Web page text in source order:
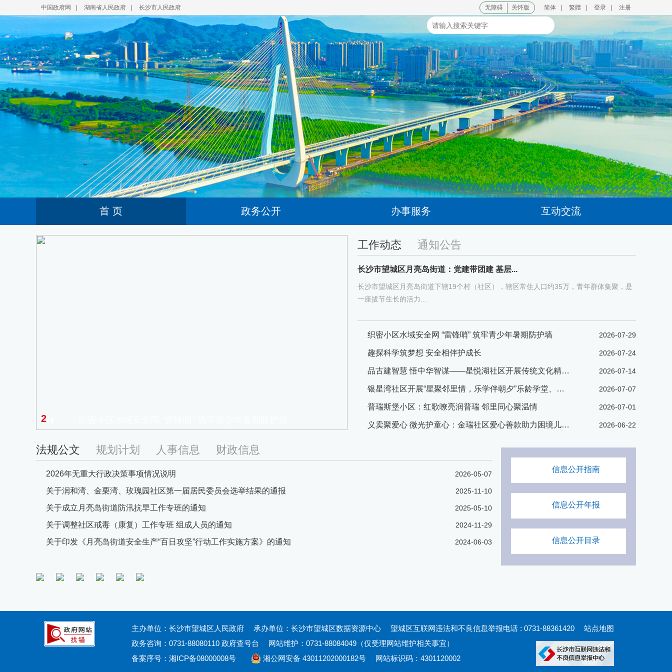
中国政府网 湖南省人民政府 长沙市人民政府 简体 繁體
无障碍 关怀版 登录 注册
首 页 政务公开 办事服务 互动交流
2
工作动态 通知公告
长沙市望城区月亮岛街道：党建带团建 基层...
长沙市望城区月亮岛街道下辖19个村（社区），辖区常住人口约35万，青年群体集聚，是
一座拔节生长的活力...
2026-07-29
织密小区水域安全网 “雷锋哨” 筑牢青少年暑期防护墙
2026-07-24
趣探科学筑梦想 安全相伴护成长
2026-07-14
品古建智慧 悟中华智谋——星悦湖社区开展传统文化精品课堂
2026-07-07
银星湾社区开展“星聚邻里情，乐学伴朝夕”乐龄学堂、悦邻夜校结业典礼
2026-07-01
普瑞斯堡小区：红歌嘹亮润普瑞 邻里同心聚温情
2026-06-22
义卖聚爱心 微光护童心：金瑞社区爱心善款助力困境儿童暖心慰问
法规公文 规划计划 人事信息 财政信息
2026-05-07
2026年无重大行政决策事项情况说明
2025-11-10
关于润和湾、金栗湾、玫瑰园社区第一届居民委员会选举结果的通报
2025-05-10
关于成立月亮岛街道防汛抗旱工作专班的通知
2024-11-29
关于调整社区戒毒（康复）工作专班 组成人员的通知
2024-06-03
关于印发《月亮岛街道安全生产“百日攻坚”行动工作实施方案》的通知
信息公开指南
信息公开年报
信息公开目录
主办单位：长沙市望城区人民政府 承办单位：长沙市望城区数据资源中心 望城区互联网违法和不良信息举报电话 : 0731-88361420
站点地图
政务咨询：0731-88080110 政府查号台
网站维护：0731-88084049（仅受理网站维护相关事宜）
备案序号： 湘ICP备08000008号 湘公网安备 43011202000182号 网站标识码：4301120002